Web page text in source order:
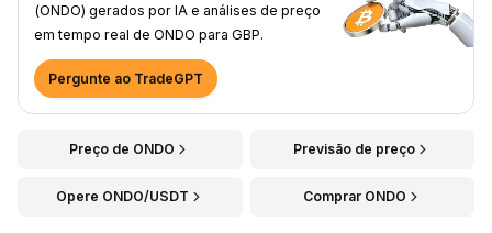
(ONDO) gerados por IA e análises de preço
em tempo real de ONDO para GBP.
Pergunte ao TradeGPT
Preço de ONDO Previsão de preço
Opere ONDO/USDT Comprar ONDO